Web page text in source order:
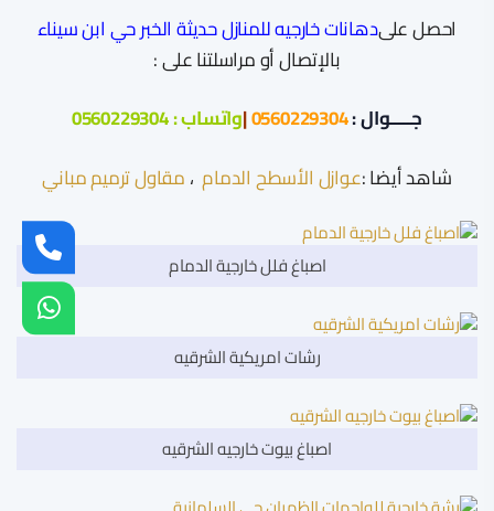
احصل علىدهانات خارجيه للمنازل حديثة الخبر حي ابن سيناء
بالإتصال أو مراسلتنا على :
جـــــوال :0560229304
|واتساب :0560229304
شاهد أيضا :عوازل الأسطح الدمام،مقاول ترميم مباني
اصباغ فلل خارجية الدمام
رشات امريكية الشرقيه
اصباغ بيوت خارجيه الشرقيه